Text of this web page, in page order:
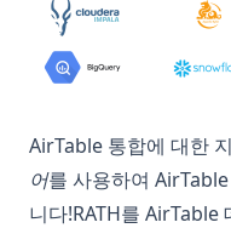
AirTable 통합에 대한
어를 사용하여
니다!RATH를 AirTable